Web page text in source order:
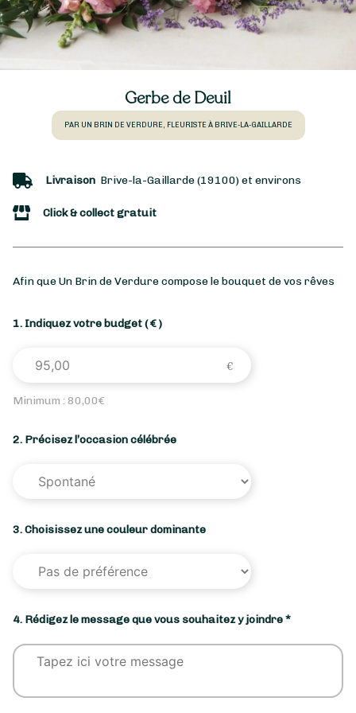
Gerbe de Deuil
PAR UN BRIN DE VERDURE, FLEURISTE À BRIVE-LA-GAILLARDE
Livraison Brive-la-Gaillarde (19100) et environs
Click & collect gratuit
Afin que Un Brin de Verdure compose le bouquet de vos rêves
1. Indiquez votre budget( € )
Minimum : 80,00€
2. Précisez l’occasion célébrée
3. Choisissez une couleur dominante
4. Rédigez le message que vous souhaitez y joindre *